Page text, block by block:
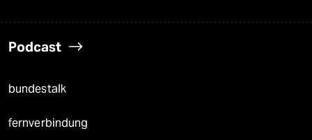
Podcast
bundestalk
fernverbindung